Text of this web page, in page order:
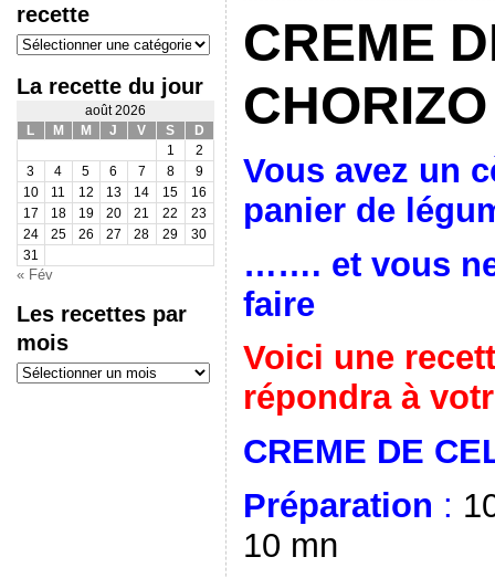
recette
Le
fichier
recette
La recette du jour
août 2026
L
M M J V S
D
1
2
3
4 5 6 7 8
9
10
11 12 13 14 15
16
17
18 19 20 21 22
23
24
25 26 27 28 29
30
31
« Fév
Les recettes par
mois
Les
recettes
CREME
CHORIZO
Vous avez un
panier de
……. et vous
faire
Voici une
répondra à
CREME DE
Préparation :
10 mn